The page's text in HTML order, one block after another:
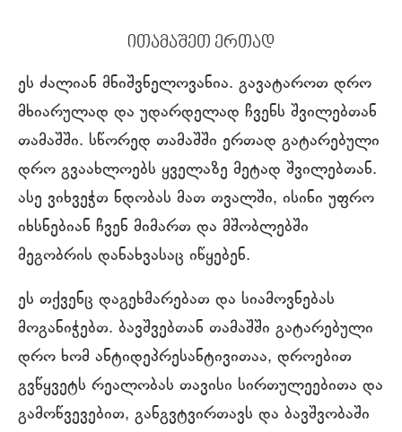
ითამაშეთ ერთად
ეს ძალიან მნიშვნელოვანია. გავატაროთ დრო
მხიარულად და უდარდელად ჩვენს შვილებთან
თამაშში. სწორედ თამაშში ერთად გატარებული
დრო გვაახლოებს ყველაზე მეტად შვილებთან.
ასე ვიხვეჭთ ნდობას მათ თვალში, ისინი უფრო
იხსნებიან ჩვენ მიმართ და მშობლებში
მეგობრის დანახვასაც იწყებენ.
ეს თქვენც დაგეხმარებათ და სიამოვნებას
მოგანიჭებთ. ბავშვებთან თამაშში გატარებული
დრო ხომ ანტიდეპრესანტივითაა, დროებით
გვწყვეტს რეალობას თავისი სირთულეებითა და
გამოწვევებით, განგვტვირთავს და ბავშვობაში